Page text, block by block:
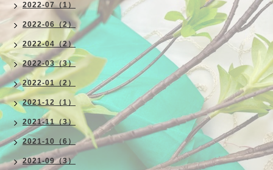
2022-07（1）
2022-06（2）
2022-04（2）
2022-03（3）
2022-01（2）
2021-12（1）
2021-11（3）
2021-10（6）
2021-09（3）